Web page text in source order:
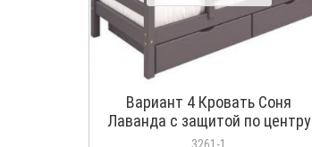
Вариант 4 Кровать Соня
Лаванда с защитой по центру
3261-1